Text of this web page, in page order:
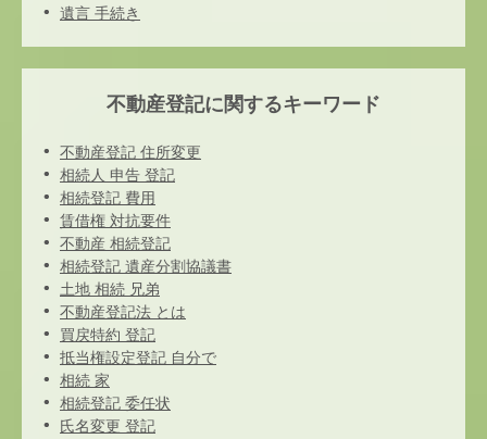
遺言 手続き
不動産登記に関するキーワード
不動産登記 住所変更
相続人 申告 登記
相続登記 費用
賃借権 対抗要件
不動産 相続登記
相続登記 遺産分割協議書
土地 相続 兄弟
不動産登記法 とは
買戻特約 登記
抵当権設定登記 自分で
相続 家
相続登記 委任状
氏名変更 登記